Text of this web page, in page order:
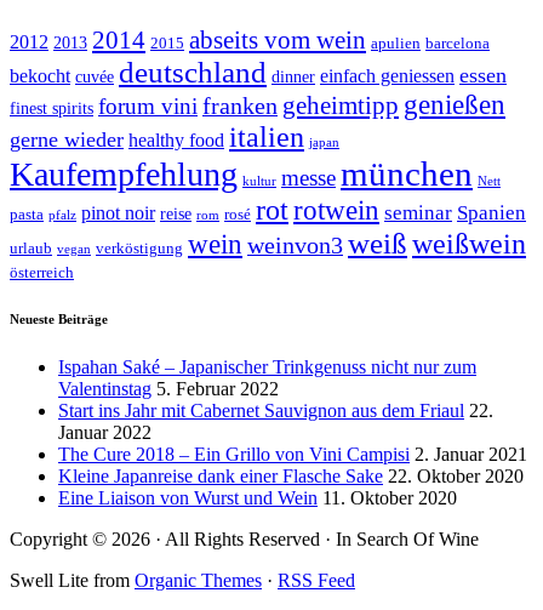
2012 2013 2014 2015 abseits vom wein apulien barcelona
bekocht cuvée deutschland dinner einfach geniessen essen
finest spirits forum vini franken geheimtipp genießen
gerne wieder healthy food italien japan
Kaufempfehlung kultur messemünchen Nett
pasta pfalz pinot noir reise rom rosé rotrotwein seminar Spanien
urlaub vegan verköstigung wein weinvon3weißweißwein
österreich
Neueste Beiträge
Ispahan Saké – Japanischer Trinkgenuss nicht nur zum
Valentinstag 5. Februar 2022
Start ins Jahr mit Cabernet Sauvignon aus dem Friaul 22.
Januar 2022
The Cure 2018 – Ein Grillo von Vini Campisi 2. Januar 2021
Kleine Japanreise dank einer Flasche Sake 22. Oktober 2020
Eine Liaison von Wurst und Wein 11. Oktober 2020
Copyright © 2026 · All Rights Reserved · In Search Of Wine
Swell Lite from Organic Themes · RSS Feed